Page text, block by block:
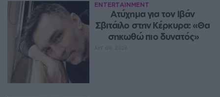
ENTERTAINMENT
Ατύχημα για τον Ιβάν
Σβιτάιλο στην Κέρκυρα: «Θα
σηκωθώ πιο δυνατός»